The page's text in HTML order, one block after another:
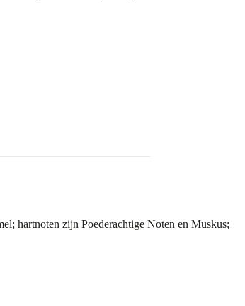
hartnoten zijn Poederachtige Noten en Muskus;